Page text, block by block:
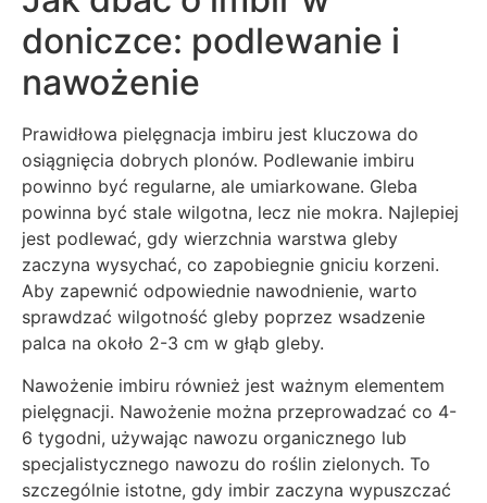
doniczce: podlewanie i
nawożenie
Prawidłowa pielęgnacja imbiru jest kluczowa do
osiągnięcia dobrych plonów. Podlewanie imbiru
powinno być regularne, ale umiarkowane. Gleba
powinna być stale wilgotna, lecz nie mokra. Najlepiej
jest podlewać, gdy wierzchnia warstwa gleby
zaczyna wysychać, co zapobiegnie gniciu korzeni.
Aby zapewnić odpowiednie nawodnienie, warto
sprawdzać wilgotność gleby poprzez wsadzenie
palca na około 2-3 cm w głąb gleby.
Nawożenie imbiru również jest ważnym elementem
pielęgnacji. Nawożenie można przeprowadzać co 4-
6 tygodni, używając nawozu organicznego lub
specjalistycznego nawozu do roślin zielonych. To
szczególnie istotne, gdy imbir zaczyna wypuszczać